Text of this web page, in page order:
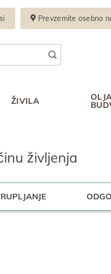
Prevzemite osebno
ŽIVILA
življenja